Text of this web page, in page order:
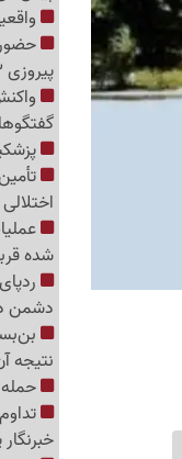
پیروزی 3-0 آبی‌ها
شده
دشمن
نتیجه